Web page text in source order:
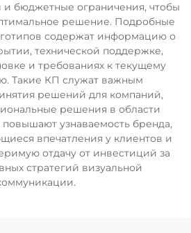
и бюджетные ограничения, чтобы
решение. Подробные
содержат информацию о
технической поддержке,
и требованиях к текущему
Такие КП служат важным
решений для компаний,
решения в области
узнаваемость бренда,
впечатления у клиентов и
отдачу от инвестиций за
стратегий визуальной